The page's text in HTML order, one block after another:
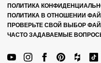
ПОЛИТИКА
ПОЛИТИКА В ОТНОШЕНИИ
ПРОВЕРЬТЕ СВОЙ ВЫБОР
ЧАСТО ЗАДАВАЕМЫЕ